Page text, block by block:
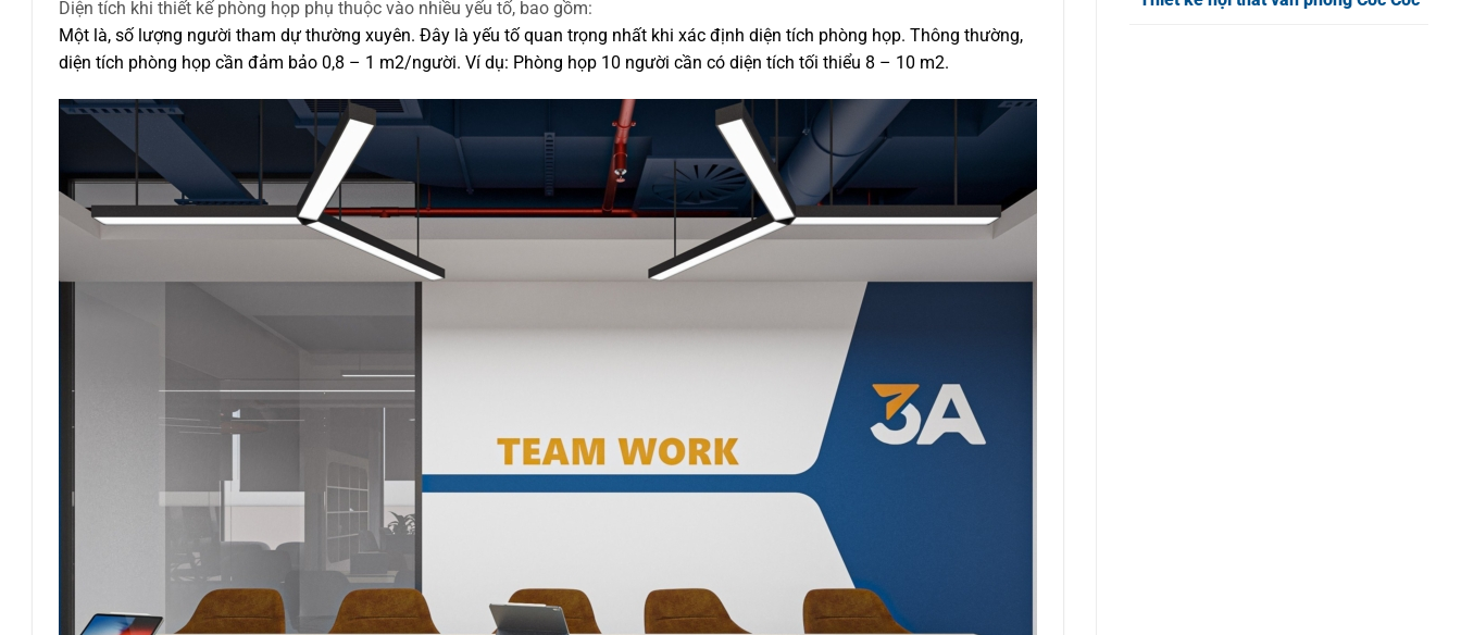
Diện tích khi thiết kế phòng họp phụ thuộc vào nhiều yếu tố, bao gồm:
Một là, số lượng người tham dự thường xuyên. Đây là yếu tố quan trọng nhất khi xác định diện tích phòng họp. Thông thường,
diện tích phòng họp cần đảm bảo 0,8 – 1 m2/người. Ví dụ: Phòng họp 10 người cần có diện tích tối thiểu 8 – 10 m2.